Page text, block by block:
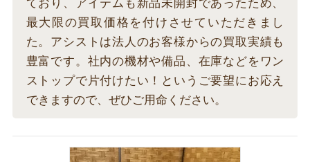
ており、アイテムも新品未開封であったため、
最大限の買取価格を付けさせていただきまし
た。アシストは法人のお客様からの買取実績も
豊富です。社内の機材や備品、在庫などをワン
ストップで片付けたい！というご要望にお応え
できますので、ぜひご用命ください。